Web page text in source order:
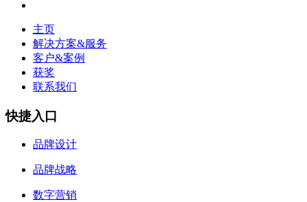
主页
解决方案&服务
客户&案例
获奖
联系我们
快捷入口
品牌设计
品牌战略
数字营销